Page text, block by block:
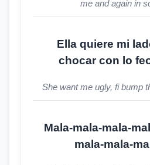
me and again in
Ella quiere mi
chocar con lo
She want me ugly, fi bump
Mala-mala-mala-
mala-mala-